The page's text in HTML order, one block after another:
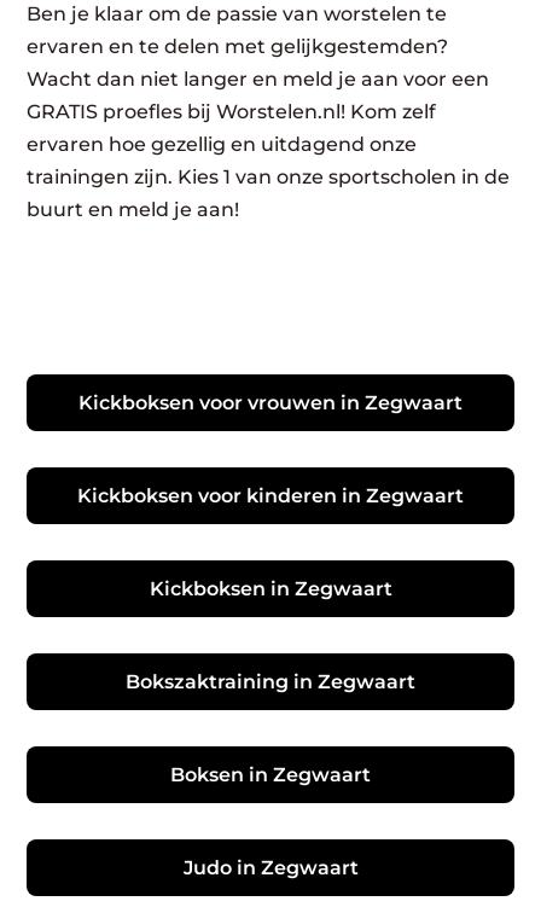
Ben je klaar om de passie van worstelen te
ervaren en te delen met gelijkgestemden?
Wacht dan niet langer en meld je aan voor een
GRATIS proefles bij Worstelen.nl! Kom zelf
ervaren hoe gezellig en uitdagend onze
trainingen zijn. Kies 1 van onze sportscholen in de
buurt en meld je aan!
Kickboksen voor vrouwen in Zegwaart
Kickboksen voor kinderen in Zegwaart
Kickboksen in Zegwaart
Bokszaktraining in Zegwaart
Boksen in Zegwaart
Judo in Zegwaart